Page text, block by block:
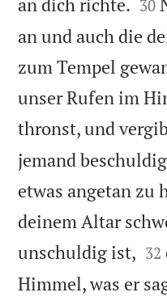
30
an und auch die
zum Tempel
unser Rufen im
thronst, und
jemand
etwas angetan zu
deinem Altar
unschuldig ist, 

32
Himmel, was er